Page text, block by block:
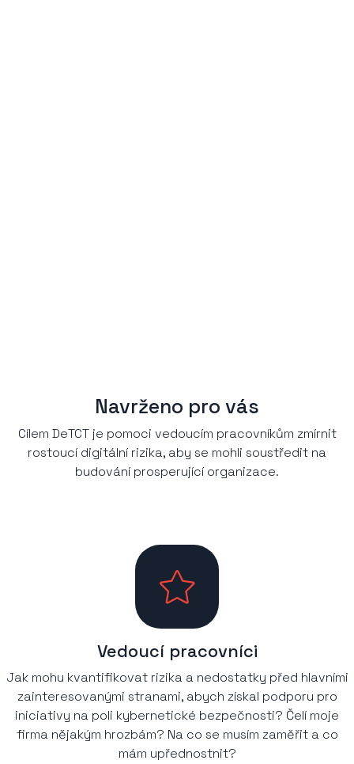
Navrženo pro vás
Cílem DeTCT je pomoci vedoucím pracovníkům zmírnit
rostoucí digitální rizika, aby se mohli soustředit na
budování prosperující organizace.
Vedoucí pracovníci
Jak mohu kvantifikovat rizika a nedostatky před hlavními
zainteresovanými stranami, abych získal podporu pro
iniciativy na poli kybernetické bezpečnosti? Čelí moje
firma nějakým hrozbám? Na co se musím zaměřit a co
mám upřednostnit?